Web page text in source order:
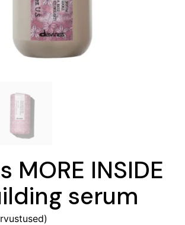
MORE INSIDE
serum